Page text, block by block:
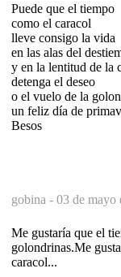
Puede que el tiempo
como el caracol
lleve consigo la vida
en las alas del
y en la lentitud de la
detenga el deseo
o el vuelo de la
un feliz día de
Besos
gobina - 03 de mayo
Me gustaría que el
golondrinas.Me
caracol...